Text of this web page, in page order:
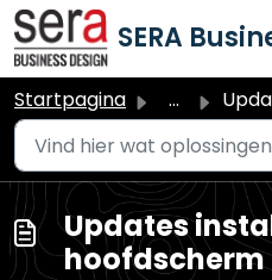
Doorgaan naar
Startpagina ... Updates
Updates
hoofdscherm